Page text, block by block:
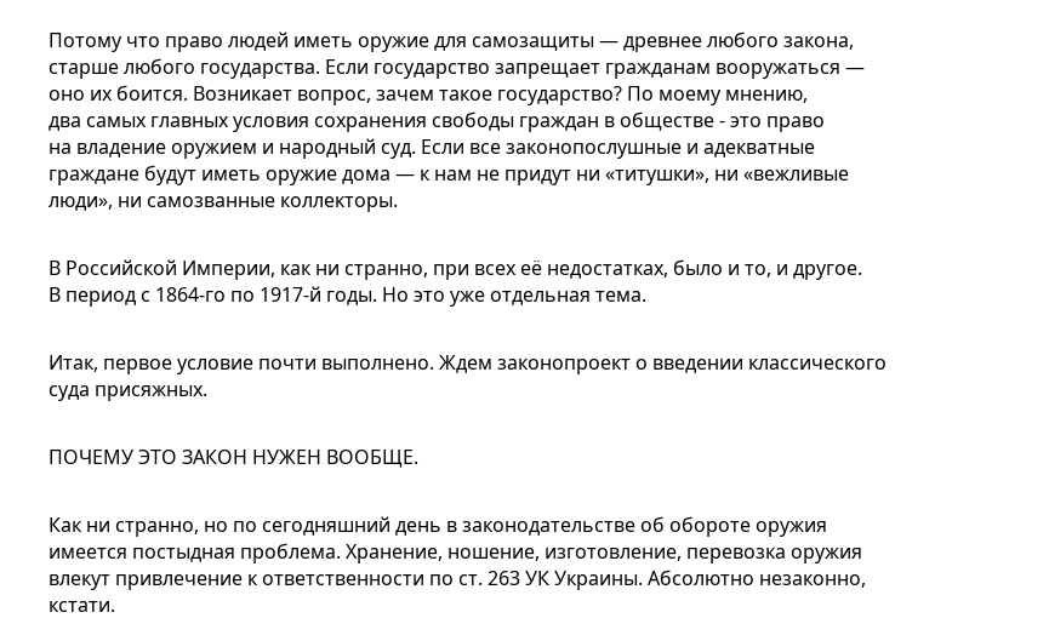
Потому что право людей иметь оружие для самозащиты — древнее любого закона,
старше любого государства. Если государство запрещает гражданам вооружаться —
оно их боится. Возникает вопрос, зачем такое государство? По моему мнению,
два самых главных условия сохранения свободы граждан в обществе- это право
на владение оружием и народный суд. Если все законопослушные и адекватные
граждане будут иметь оружие дома — к нам не придут ни «титушки», ни «вежливые
люди», ни самозванные коллекторы.
В Российской Империи, как ни странно, при всех её недостатках, было и то, и другое.
В период с 1864-го по 1917-й годы. Но это уже отдельная тема.
Итак, первое условие почти выполнено. Ждем законопроект о введении классического
суда присяжных.
ПОЧЕМУ ЭТО ЗАКОН НУЖЕН ВООБЩЕ.
Как ни странно, но по сегодняшний день в законодательстве об обороте оружия
имеется постыдная проблема. Хранение, ношение, изготовление, перевозка оружия
влекут привлечение к ответственности по ст. 263 УК Украины. Абсолютно незаконно,
кстати.